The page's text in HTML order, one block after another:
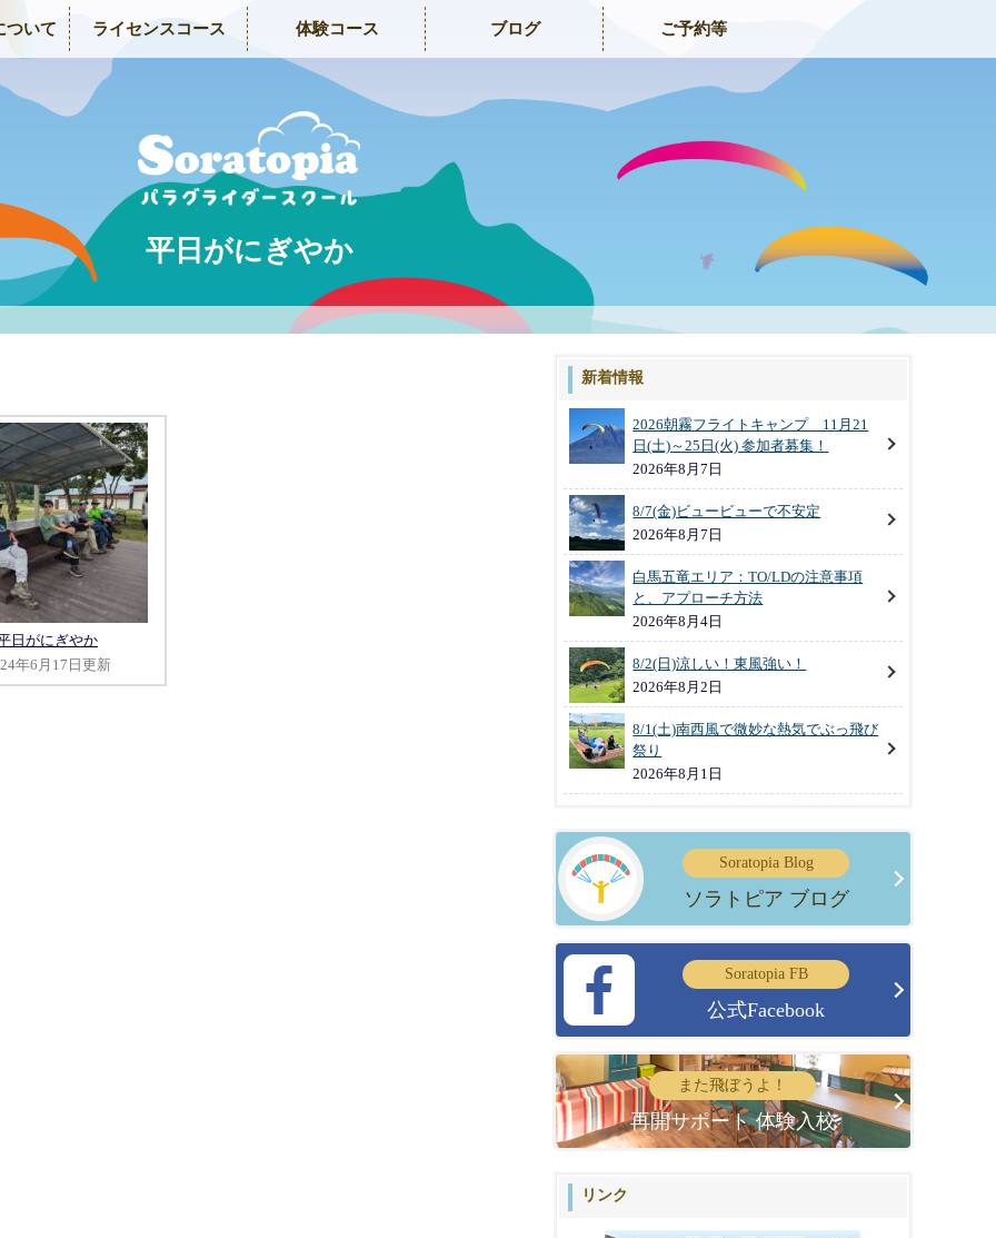
ついて ライセンスコース 体験コース ブログ ご予約等
平日がにぎやか
日がにぎやか
年6月17日更新
新着情報
2026朝霧フライトキャンプ 11月21
日(土)～25日(火) 参加者募集！
2026年8月7日
8/7(金)ビュービューで不安定
2026年8月7日
白馬五竜エリア：TO/LDの注意事項
と、アプローチ方法
2026年8月4日
8/2(日)涼しい！東風強い！
2026年8月2日
8/1(土)南西風で微妙な熱気でぶっ飛び
祭り
2026年8月1日
Soratopia Blog
ソラトピア ブログ
Soratopia FB
公式Facebook
また飛ぼうよ！
再開サポート 体験入校
リンク